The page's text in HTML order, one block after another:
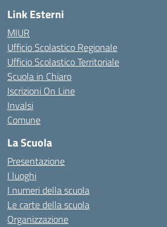
Link Esterni
MIUR
Ufficio Scolastico Regionale
Ufficio Scolastico Territoriale
Scuola in Chiaro
Iscrizioni On Line
Invalsi
Comune
La Scuola
Presentazione
I luoghi
I numeri della scuola
Le carte della scuola
Organizzazione